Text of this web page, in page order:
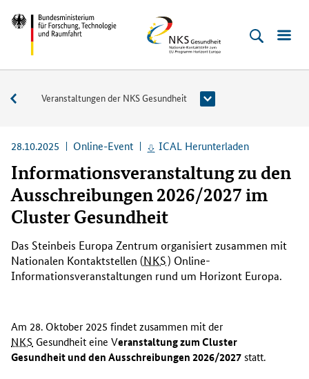
Direkt
zum
Inhalt
(Eingabetaste)
Direkt
zum
Hauptmenu
(Eingabetaste)
Direkt
zur
Suche
(Eingabetaste)
Direkt
zur
Fußleiste
(Enter)
Bundesministerium
und
NKS
Gesundheit
Veranstaltungen
Veranstaltungen der NKS Gesundheit
28.10.2025 Online-Event ICAL Herunterladen
Informationsveranstaltung zu den
Ausschreibungen 2026/2027 im
Cluster Gesundheit
Das Steinbeis Europa Zentrum organisiert zusammen mit
Nationalen Kontaktstellen (NKS) Online-
Informationsveranstaltungen rund um Horizont Europa.
Am 28. Oktober 2025 findet zusammen mit der
NKS Gesundheit eine Veranstaltung zumCluster
Gesundheit und den Ausschreibungen 2026/2027statt.